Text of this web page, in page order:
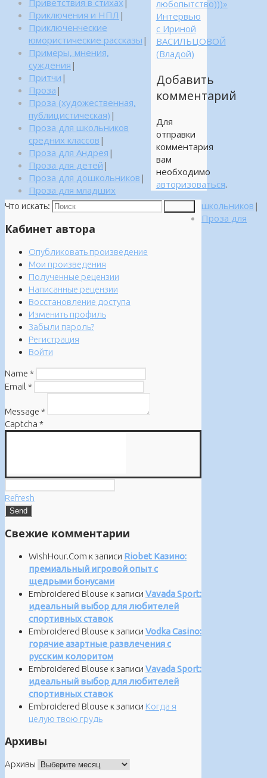
любопытство)))»
Интервью
с Ириной
ВАСИЛЬЦОВОЙ
(Владой)
Добавить
комментарий
Для
отправки
комментария
вам
необходимо
авторизоваться.
Что искать:
Кабинет автора
Опубликовать произведение
Мои произведения
Полученные рецензии
Написанные рецензии
Восстановление доступа
Изменить профиль
Забыли пароль?
Регистрация
Войти
Name *
Email *
Message *
Captcha *
Refresh
Свежие комментарии
WishHour.Com к записи Riobet Казино:
премиальный игровой опыт с
щедрыми бонусами
Embroidered Blouse к записи Vavada Sport:
идеальный выбор для любителей
спортивных ставок
Embroidered Blouse к записи Vodka Casino:
горячие азартные развлечения с
русским колоритом
Embroidered Blouse к записи Vavada Sport:
идеальный выбор для любителей
спортивных ставок
Embroidered Blouse к записи Когда я
целую твою грудь
Архивы
Архивы
Приветствия в стихах
Приключения и НПЛ |
Приключенческие
юмористические рассказы |
Примеры, мнения,
суждения |
Притчи |
Проза |
Проза (художественная,
публицистическая) |
Проза для школьников
средних классов |
Проза для Андрея |
Проза для детей |
Проза для дошкольников |
Проза для младших
школьников |
Проза для